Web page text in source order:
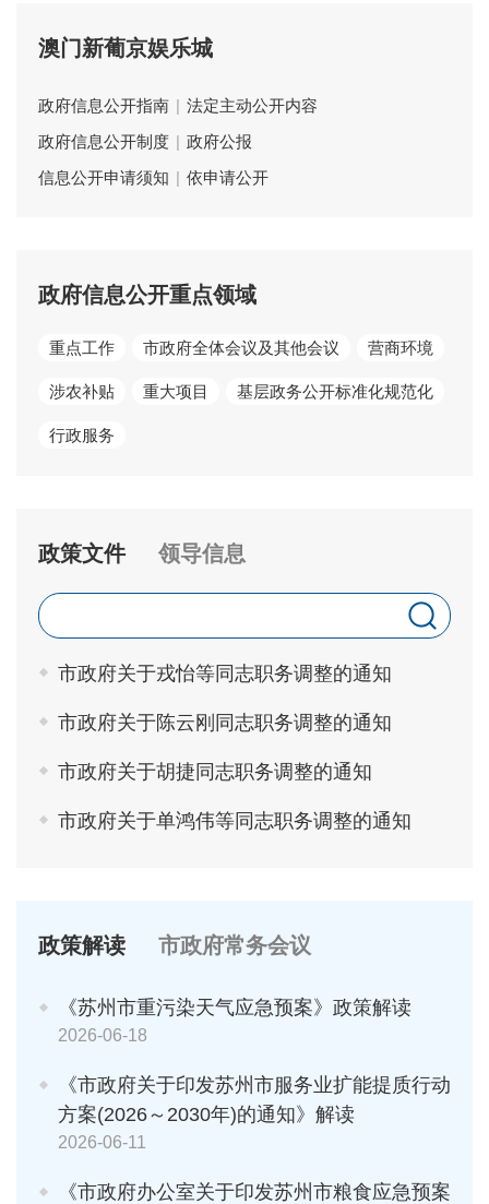
澳门新葡京娱乐城
政府信息公开指南 | 法定主动公开内容
政府信息公开制度 | 政府公报
信息公开申请须知 | 依申请公开
政府信息公开重点领域
重点工作 市政府全体会议及其他会议 营商环境
涉农补贴 重大项目 基层政务公开标准化规范化
行政服务
政策文件 领导信息
市政府关于戎怡等同志职务调整的通知
市政府关于陈云刚同志职务调整的通知
市政府关于胡捷同志职务调整的通知
市政府关于单鸿伟等同志职务调整的通知
政策解读 市政府常务会议
《苏州市重污染天气应急预案》政策解读
2026-06-18
《市政府关于印发苏州市服务业扩能提质行动
方案(2026～2030年)的通知》解读
2026-06-11
《市政府办公室关于印发苏州市粮食应急预案